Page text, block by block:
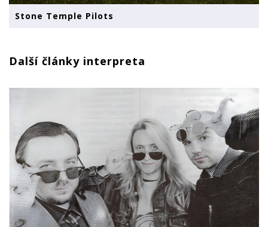
Stone Temple Pilots
Další články interpreta